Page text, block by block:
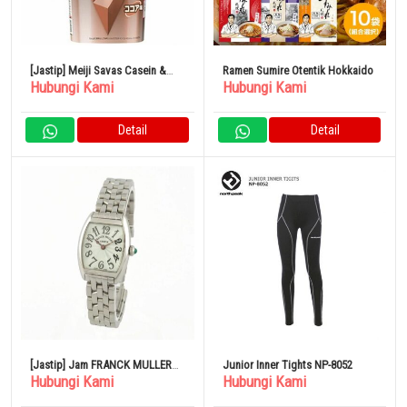
[Jastip] Meiji Savas Casein &
Whey MPC100 Rasa Kakao 210g
Hubungi Kami
Detail
Ramen Sumire Otentik Hokkaido
Hubungi Kami
Detail
[Jastip] Jam FRANCK MULLER
Tono Curvex Intermedia 2251QZ
Hubungi Kami
Junior Inner Tights NP-8052
Hubungi Kami